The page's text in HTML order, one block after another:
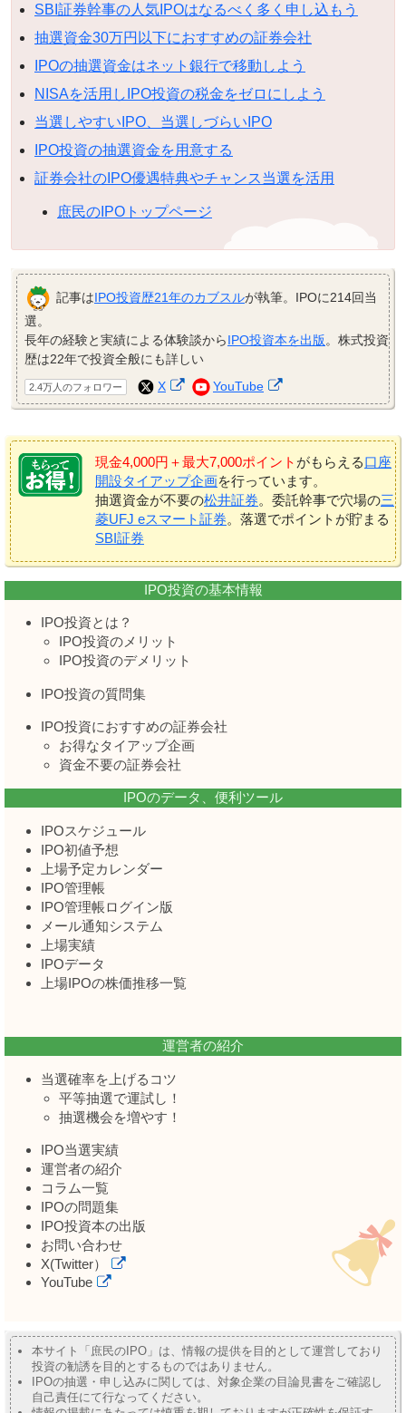
SBI証券幹事の人気IPOはなるべく多く申し込もう
抽選資金30万円以下におすすめの証券会社
IPOの抽選資金はネット銀行で移動しよう
NISAを活用しIPO投資の税金をゼロにしよう
当選しやすいIPO、当選しづらいIPO
IPO投資の抽選資金を用意する
証券会社のIPO優遇特典やチャンス当選を活用
庶民のIPOトップページ
記事はIPO投資歴21年のカブスルが執筆。IPOに214回当
選。
長年の経験と実績による体験談からIPO投資本を出版。株式投資
歴は22年で投資全般にも詳しい
2.4万人のフォロワー X YouTube
現金4,000円＋最大7,000ポイント がもらえる口座
開設タイアップ企画を行っています。
抽選資金が不要の松井証券。委託幹事で穴場の三
菱UFJ eスマート証券。落選でポイントが貯まる
SBI証券
IPO投資の基本情報
IPO投資とは？
IPO投資のメリット
IPO投資のデメリット
IPO投資の質問集
IPO投資におすすめの証券会社
お得なタイアップ企画
資金不要の証券会社
IPOのデータ、便利ツール
IPOスケジュール
IPO初値予想
上場予定カレンダー
IPO管理帳
IPO管理帳ログイン版
メール通知システム
上場実績
IPOデータ
上場IPOの株価推移一覧
運営者の紹介
当選確率を上げるコツ
平等抽選で運試し！
抽選機会を増やす！
IPO当選実績
運営者の紹介
コラム一覧
IPOの問題集
IPO投資本の出版
お問い合わせ
X(Twitter）
YouTube
本サイト「庶民のIPO」は、情報の提供を目的として運営しており
投資の勧誘を目的とするものではありません。
IPOの抽選・申し込みに関しては、対象企業の目論見書をご確認し
自己責任にて行なってください。